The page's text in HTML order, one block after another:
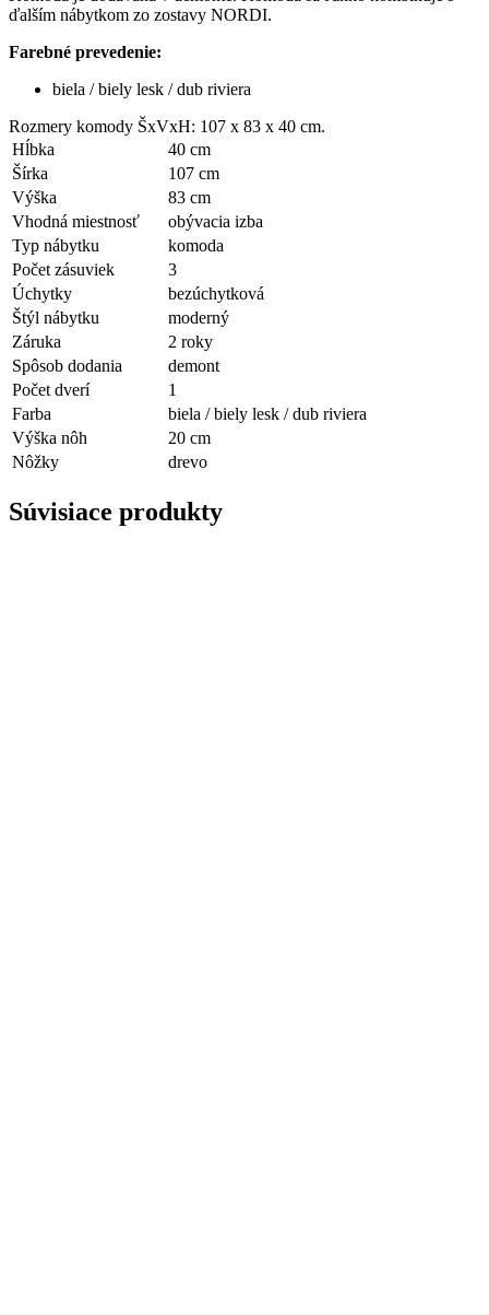
ďalším nábytkom zo zostavy NORDI.
Farebné prevedenie:
biela / biely lesk / dub riviera
Rozmery komody ŠxVxH: 107 x 83 x 40 cm.
Hĺbka
40 cm
Šírka
107 cm
Výška
83 cm
Vhodná miestnosť
obývacia izba
Typ nábytku
komoda
Počet zásuviek
3
Úchytky
bezúchytková
Štýl nábytku
moderný
Záruka
2 roky
Spôsob dodania
demont
Počet dverí
1
Farba
biela / biely lesk / dub riviera
Výška nôh
20 cm
Nôžky
drevo
Súvisiace produkty